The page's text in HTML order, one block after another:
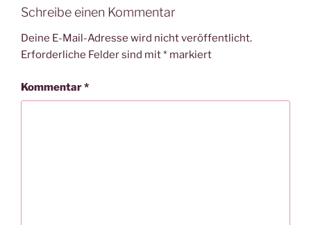
Schreibe einen Kommentar
Deine E-Mail-Adresse wird nicht veröffentlicht.
Erforderliche Felder sind mit* markiert
Kommentar*